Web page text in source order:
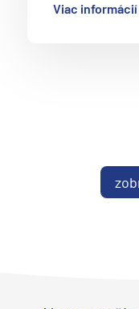
Viac informácií